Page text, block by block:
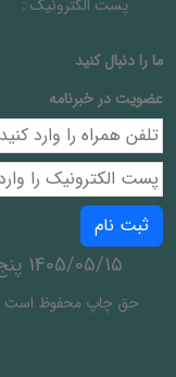
پست الکترونیک :
ما را دنبال کنيد
عضویت در خبرنامه
ثبت نام
1405/05/15 پنج شنبه
حق چاپ محفوظ است